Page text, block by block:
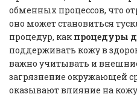
обменных процессов, что
оно может становиться
процедур, как процедуры
поддерживать кожу в
важно учитывать и
загрязнение окружающей
оказывают влияние на